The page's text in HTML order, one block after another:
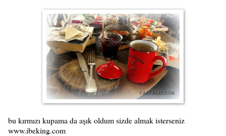
bu kırmızı kupama da aşık oldum sizde almak isterseniz
www.ibeking.com